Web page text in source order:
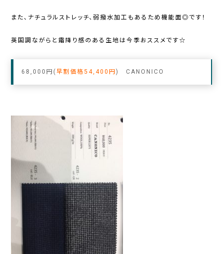
また、ナチュラルストレッチ、弱撥水加工もあるため機能面◎です！
英国調ながらと霜降り感のある生地は今季おススメです☆
68,000円( 早割価格54,400円) CANONICO